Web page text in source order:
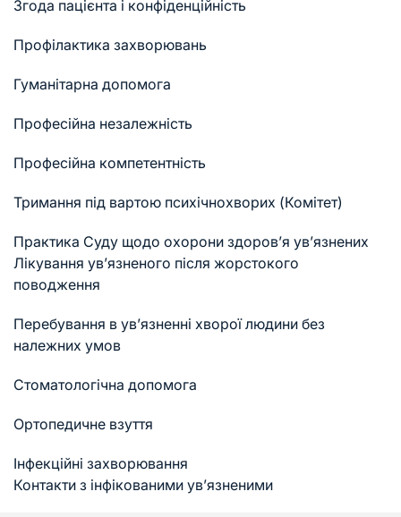
Згода пацієнта і конфіденційність
Профілактика захворювань
Гуманітарна допомога
Професійна незалежність
Професійна компетентність
Тримання під вартою психічнохворих (Комітет)
Практика Суду щодо охорони здоров’я ув’язнених
Лікування ув’язненого після жорстокого
поводження
Перебування в ув’язненні хворої людини без
належних умов
Стоматологічна допомога
Ортопедичне взуття
Інфекційні захворювання
Контакти з інфікованими ув’язненими